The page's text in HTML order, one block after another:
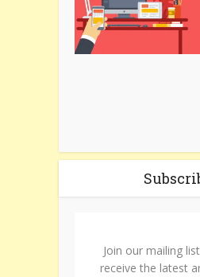
Join our mailing
receive the latest